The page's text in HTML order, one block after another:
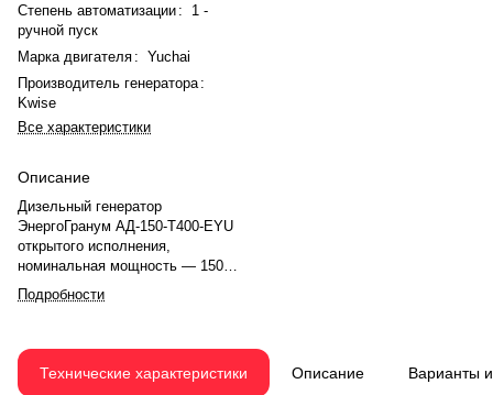
Степень автоматизации :
1 -
ручной пуск
Марка двигателя : Yuchai
Производитель генератора :
Kwise
Все характеристики
Описание
Дизельный генератор
ЭнергоГранум АД-150-Т400-EYU
открытого исполнения,
номинальная мощность — 150
кВт (187,5 кВА), максимальная —
165 кВт (206 кВА). Двигатель
турбонаддувом и механическим
регулятором. Номинальная
Подробности
Технические характеристики Описание Варианты